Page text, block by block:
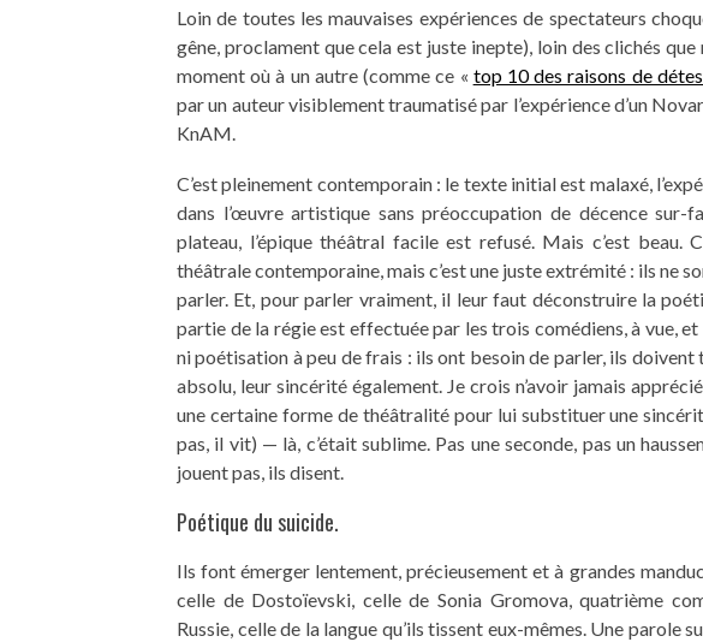
Loin de toutes les mauvaises expériences de spectateurs
gêne, proclament que cela est juste inepte), loin des clichés
moment où à un autre (comme ce « top 10 des raisons de
par un auteur visiblement traumatisé par l’expérience d’un
KnAM.
C’est pleinement contemporain : le texte initial est malaxé,
dans l’œuvre artistique sans préoccupation de décence sur-
plateau, l’épique théâtral facile est refusé. Mais c’est beau.
théâtrale contemporaine, mais c’est une juste extrémité : ils ne
parler. Et, pour parler vraiment, il leur faut déconstruire la
partie de la régie est effectuée par les trois comédiens, à vue,
ni poétisation à peu de frais : ils ont besoin de parler, ils doivent
absolu, leur sincérité également. Je crois n’avoir jamais
une certaine forme de théâtralité pour lui substituer une
pas, il vit) — là, c’était sublime. Pas une seconde, pas un
jouent pas, ils disent.
Poétique du suicide.
Ils font émerger lentement, précieusement et à grandes
celle de Dostoïevski, celle de Sonia Gromova, quatrième
Russie, celle de la langue qu’ils tissent eux-mêmes. Une parole